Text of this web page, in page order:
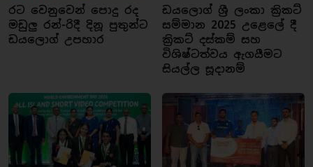
රට වෙනුවෙන් පොදු රද
මඩුලු රන්-රිදී දිනූ පුතුන්ට
ඩයලොග් උපහාර
ඩයලොග් ශ්‍රී ලංකා ක්‍රිකට්
සම්මාන 2025 උළෙලේ දී
ක්‍රිකට් දස්කම් සහ
විශිෂ්ටත්වය ඇගයීමට
සියල්ල සූදානම්